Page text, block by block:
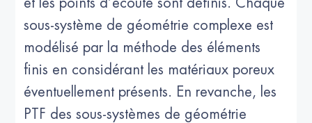
et les points d’écoute sont définis. Chaque
sous-système de géométrie complexe est
modélisé par la méthode des éléments
finis en considérant les matériaux poreux
éventuellement présents. En revanche, les
PTF des sous-systèmes de géométrie